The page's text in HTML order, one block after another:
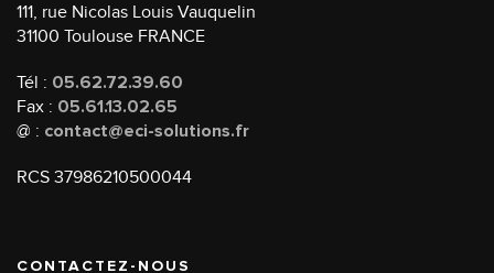
111, rue Nicolas Louis Vauquelin
31100 Toulouse FRANCE
Tél : 05.62.72.39.60
Fax : 05.61.13.02.65
@ : contact@eci-solutions.fr
RCS 37986210500044
CONTACTEZ-NOUS